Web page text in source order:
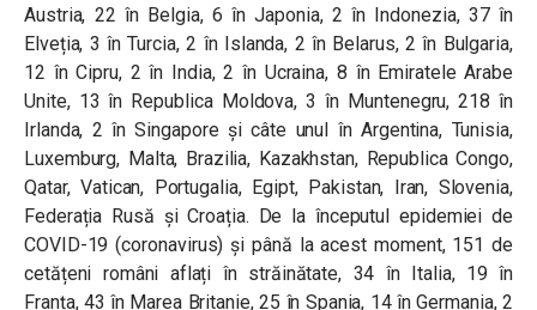
Austria, 22 în Belgia, 6 în Japonia, 2 în Indonezia, 37 în
Elveția, 3 în Turcia, 2 în Islanda, 2 în Belarus, 2 în Bulgaria,
12 în Cipru, 2 în India, 2 în Ucraina, 8 în Emiratele Arabe
Unite, 13 în Republica Moldova, 3 în Muntenegru, 218 în
Irlanda, 2 în Singapore și câte unul în Argentina, Tunisia,
Luxemburg, Malta, Brazilia, Kazakhstan, Republica Congo,
Qatar, Vatican, Portugalia, Egipt, Pakistan, Iran, Slovenia,
Federația Rusă și Croația. De la începutul epidemiei de
COVID-19 (coronavirus) și până la acest moment, 151 de
cetățeni români aflați în străinătate, 34 în Italia, 19 în
Franța, 43 în Marea Britanie, 25 în Spania, 14 în Germania, 2